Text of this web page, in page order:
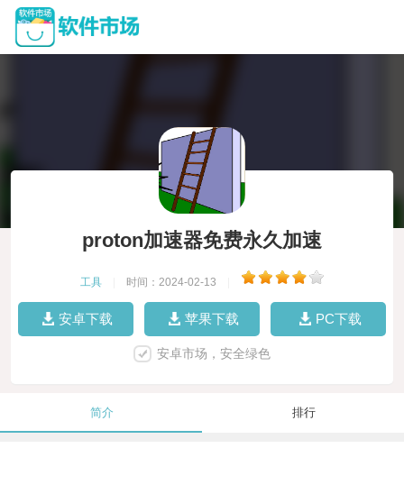
proton加速器免费永久加速
工具 时间：2024-02-13
安卓下载 苹果下载 PC下载
安卓市场，安全绿色
简介 排行